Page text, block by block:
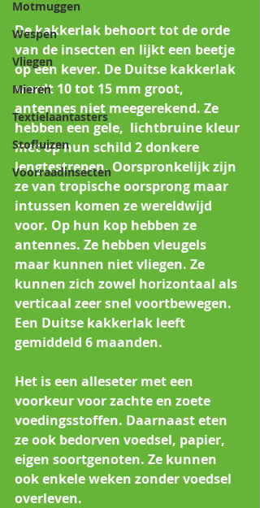
Motmuggen
Wespen
Vliegen
Mieren
Textielaantasters
Stofluizen
Voorraadinsecten
De kakkerlak behoort tot de orde
van de insecten en lijkt een beetje
op een kever. De Duitse kakkerlak
wordt 10 tot 15 mm groot,
antennes niet meegerekend. Ze
hebben een gele,  lichtbruine kleur
met op hun schild 2 donkere
lengtestrepen. Oorspronkelijk zijn
ze van tropische oorsprong maar
intussen komen ze wereldwijd
voor. Op hun kop hebben ze
antennes. Ze hebben vleugels
maar kunnen niet vliegen. Ze
kunnen zich zowel horizontaal als
verticaal zeer snel voortbewegen.
Een Duitse kakkerlak leeft
gemiddeld 6 maanden.
Het is een alleseter met een
voorkeur voor zachte en zoete
voedingsstoffen. Daarnaast eten
ze ook bedorven voedsel, papier,
eigen soortgenoten. Ze kunnen
ook enkele weken zonder voedsel
overleven.